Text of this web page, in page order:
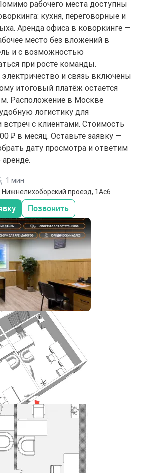
рабочего места доступны
кухня, переговорные и
Аренда офиса в коворкинге —
место без вложений в
и с возможностью
при росте команды.
электричество и связь включены
итоговый платёж остаётся
Расположение в Москве
логистику для
встреч с клиентами. Стоимость
₽ в месяц. Оставьте заявку —
дату просмотра и ответим
1 мин
Нижнелихоборский проезд, 1Ас6
Позвонить